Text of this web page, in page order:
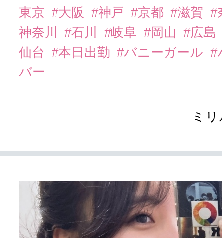
東京 #大阪 #神戸 #京都 #滋賀 #
神奈川
#石川 #岐阜 #岡山
#広島
仙台
#本日出勤 #バニーガール #
バー
ミ